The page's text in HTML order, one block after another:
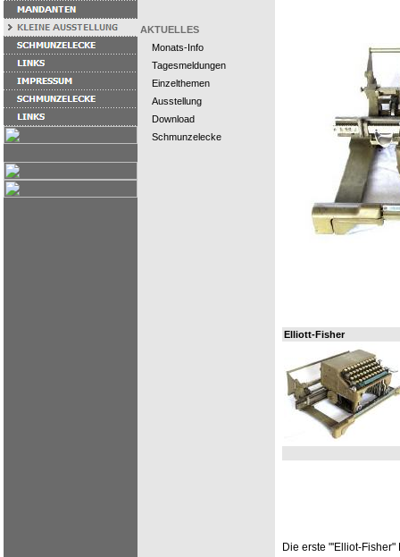
AKTUELLES
Monats-Info
Tagesmeldungen
Einzelthemen
Ausstellung
Download
Schmunzelecke
Elliott-Fisher
Die erste "'Elliot-